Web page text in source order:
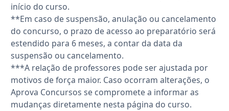
início do curso.
**Em caso de suspensão, anulação ou cancelamento
do concurso, o prazo de acesso ao preparatório será
estendido para 6 meses, a contar da data da
suspensão ou cancelamento.
***A relação de professores pode ser ajustada por
motivos de força maior. Caso ocorram alterações, o
Aprova Concursos se compromete a informar as
mudanças diretamente nesta página do curso.